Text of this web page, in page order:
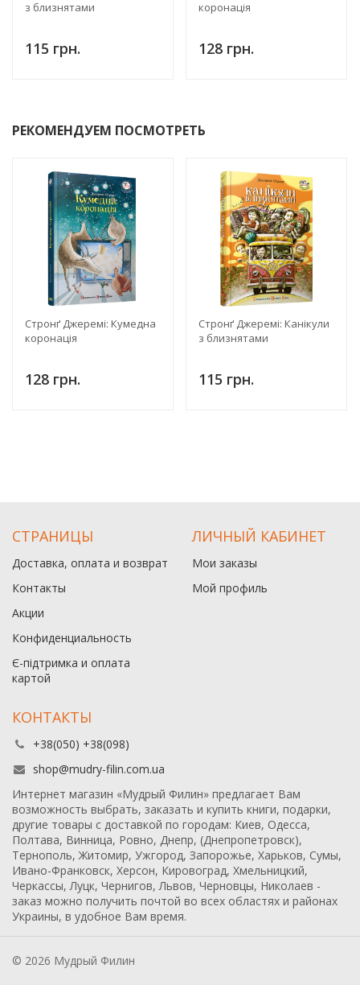
з близнятами
115 грн.
коронація
128 грн.
РЕКОМЕНДУЕМ ПОСМОТРЕТЬ
Стронґ Джеремі: Кумедна
коронація
128 грн.
Стронґ Джеремі: Канікули
з близнятами
115 грн.
СТРАНИЦЫ
Доставка, оплата и возврат
Контакты
Акции
Конфиденциальность
Є-підтримка и оплата
картой
ЛИЧНЫЙ КАБИНЕТ
Мои заказы
Мой профиль
КОНТАКТЫ
+38(050) +38(098)
shop@mudry-filin.com.ua
Интернет магазин «Мудрый Филин» предлагает Вам
возможность выбрать, заказать и купить книги, подарки,
другие товары с доставкой по городам: Киев, Одесса,
Полтава, Винница, Ровно, Днепр, (Днепропетровск),
Тернополь, Житомир, Ужгород, Запорожье, Харьков, Сумы,
Ивано-Франковск, Херсон, Кировоград, Хмельницкий,
Черкассы, Луцк, Чернигов, Львов, Черновцы, Николаев -
заказ можно получить почтой во всех областях и районах
Украины, в удобное Вам время.
© 2026 Мудрый Филин